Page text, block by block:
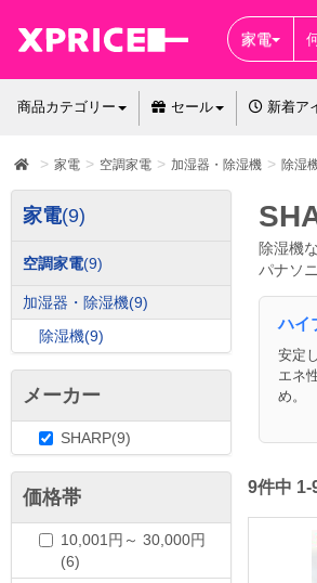
家電
商品カテゴリー セール 新着ア
除湿機
パナソ
ハイ
安定
エネ
め。
9件中 1-
家電(9)
空調家電(9)
加湿器・除湿機(9)
除湿機(9)
メーカー
SHARP(9)
価格帯
10,001円～ 30,000円
(6)
家電 空調家電 加湿器・除湿機 除湿